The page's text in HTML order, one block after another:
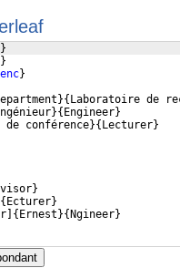
}
}
}
}{ Laboratoire de
}{ Engineer}
de conférence}{ Lecturer}
}
{ Ecturer}
{ Ernest }{ Ngineer}